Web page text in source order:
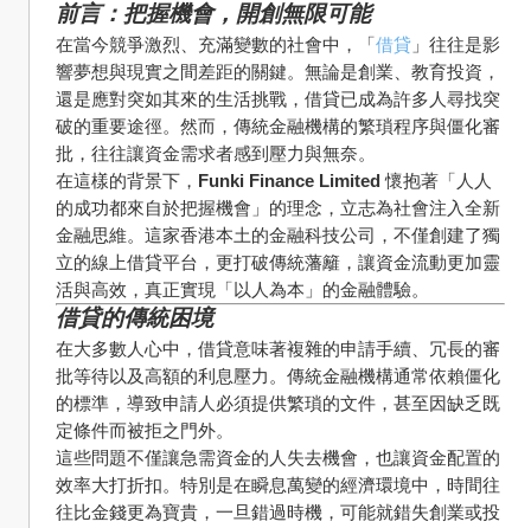
前言：把握機會，開創無限可能
在當今競爭激烈、充滿變數的社會中，「借貸 」往往是影
響夢想與現實之間差距的關鍵。無論是創業、教育投資，
還是應對突如其來的生活挑戰，借貸已成為許多人尋找突
破的重要途徑。然而，傳統金融機構的繁瑣程序與僵化審
批，往往讓資金需求者感到壓力與無奈。
在這樣的背景下， Funki Finance Limited 懷抱著「人人
的成功都來自於把握機會」的理念，立志為社會注入全新
金融思維。這家香港本土的金融科技公司，不僅創建了獨
立的線上借貸平台，更打破傳統藩籬，讓資金流動更加靈
活與高效，真正實現「以人為本」的金融體驗。
借貸的傳統困境
在大多數人心中，借貸意味著複雜的申請手續、冗長的審
批等待以及高額的利息壓力。傳統金融機構通常依賴僵化
的標準，導致申請人必須提供繁瑣的文件，甚至因缺乏既
定條件而被拒之門外。
這些問題不僅讓急需資金的人失去機會，也讓資金配置的
效率大打折扣。特別是在瞬息萬變的經濟環境中，時間往
往比金錢更為寶貴，一旦錯過時機，可能就錯失創業或投